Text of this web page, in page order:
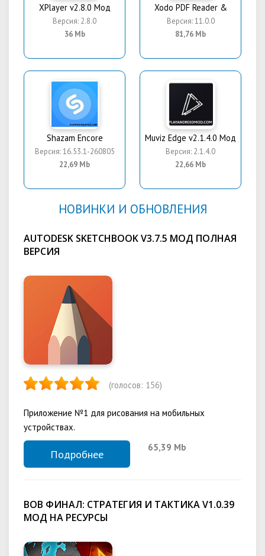
XPlayer v2.8.0 Мод
Версия: 2.8.0
36 Mb
Xodo PDF Reader &
Версия: 11.0.0
81,76 Mb
Shazam Encore
Версия: 16.53.1-260805
22,69 Mb
Muviz Edge v2.1.4.0 Мод
Версия: 2.1.4.0
22,66 Mb
НОВИНКИ И ОБНОВЛЕНИЯ
AUTODESK SKETCHBOOK V3.7.5 МОД ПОЛНАЯ
ВЕРСИЯ
(голосов: 156)
Приложение №1 для рисования на мобильных
устройствах.
Подробнее
65,39 Mb
ВОВ ФИНАЛ: СТРАТЕГИЯ И ТАКТИКА V1.0.39
МОД НА РЕСУРСЫ